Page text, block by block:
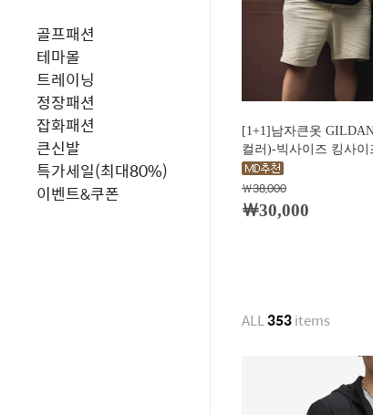
골프패션
테마몰
트레이닝
정장패션
잡화패션
큰신발
특가세일(최대80%)
이벤트&쿠폰
[1+1]남자큰옷
컬러)-빅사이즈 킹사이
￦38,000
￦30,000
ALL353items